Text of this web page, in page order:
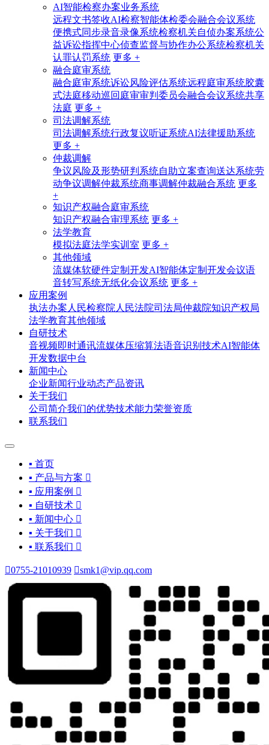
AI智能检察办案业务系统
远程文书签收AI检察智能体检委会融合会议系统
便携式同步录音录像系统检察机关自侦办案系统公
益诉讼指挥中心侦查监督与协作办公系统检察机关
认罪认罚系统 更多 +
融合庭审系统
融合庭审系统诉讼风险评估系统远程庭审系统胶囊
式法庭移动巡回庭审审判委员会融合会议系统共享
法庭 更多 +
司法调解系统
司法调解系统行政复议听证系统AI法律援助系统
更多 +
仲裁调解
争议风险及形势研判系统自助立案查询送达系统劳
动争议调解仲裁系统商事调解仲裁融合系统 更多
+
知识产权融合庭审系统
知识产权融合审理系统 更多 +
法学教育
模拟法庭法学实训室 更多 +
其他领域
流媒体软硬件定制开发AI智能体定制开发会议语
音转写系统无纸化会议系统 更多 +
应用案例
执法办案 人民检察院 人民法院司法局仲裁院知识产权局
法学教育其他领域
自研技术
音视频即时通讯流媒体压缩算法语音识别技术AI智能体
开发数据中台
新闻中心
企业新闻行业动态产品资讯
关于我们
公司简介我们的优势技术能力荣誉资质
联系我们
▪ 首页
▪ 产品与方案 
▪ 应用案例 
▪ 自研技术 
▪ 新闻中心 
▪ 关于我们 
▪ 联系我们 
0755-21010939 smk1@vip.qq.com